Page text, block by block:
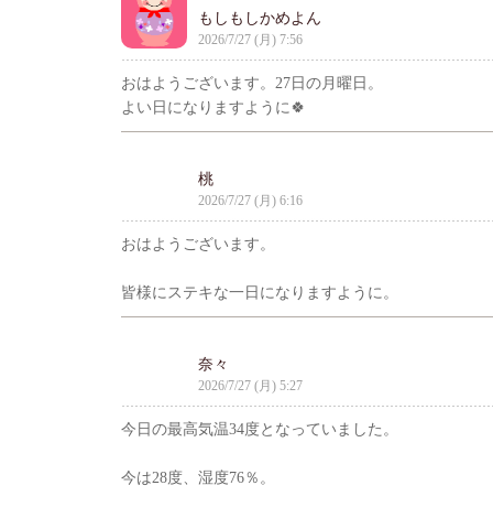
もしもしかめよん
2026/7/27 (月) 7:56
おはようございます。27日の月曜日。
よい日になりますように🍀
桃
2026/7/27 (月) 6:16
おはようございます。
皆様にステキな一日になりますように。
奈々
2026/7/27 (月) 5:27
今日の最高気温34度となっていました。
今は28度、湿度76％。